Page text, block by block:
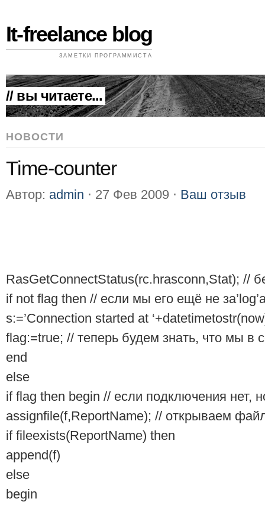
It-freelance blog
ЗАМЕТКИ ПРОГРАММИСТА
// вы читаете...
НОВОСТИ
Time-counter
Автор: admin ⋅ 27 Фев 2009 ⋅ Ваш отзыв
RasGetConnectStatus(rc.hrasconn,Stat); //
if not flag then // если мы его ещё не
s:=’Connection started at
flag:=true; // теперь будем знать, что мы в
end
else
if flag then begin // если подключения нет,
assignfile(f,ReportName); // открываем
if fileexists(ReportName) then
append(f)
else
begin